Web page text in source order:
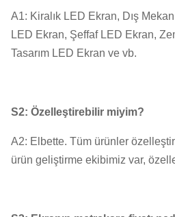
A1: Kiralık LED Ekran, Dış
LED Ekran, Şeffaf LED Ekran,
Tasarım LED Ekran ve vb.
S2: Özelleştirebilir miyim?
A2: Elbette. Tüm ürünler
ürün geliştirme ekibimiz var,